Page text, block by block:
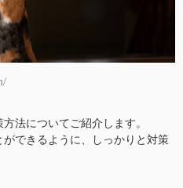
法についてご紹介します。
できるように、しっかりと対策